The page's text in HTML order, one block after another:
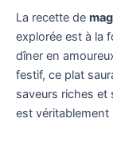
La recette de
explorée est à la
dîner en
festif, ce plat
saveurs riches et
est véritablement